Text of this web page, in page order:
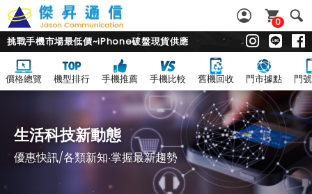
0
挑戰手機市場最低價~iPhone破盤現貨供應
價格總覽 機型排行 手機推薦 手機比較 舊機回收 門市據點 門
生活科技新動態
優惠快訊/各類新知‧掌握最新趨勢